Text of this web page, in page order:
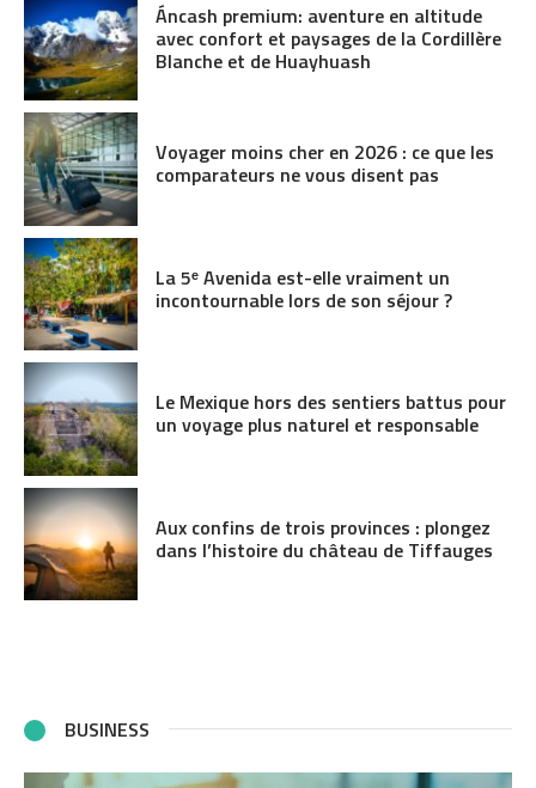
Áncash premium: aventure en altitude
avec confort et paysages de la Cordillère
Blanche et de Huayhuash
Voyager moins cher en 2026 : ce que les
comparateurs ne vous disent pas
La 5ᵉ Avenida est-elle vraiment un
incontournable lors de son séjour ?
Le Mexique hors des sentiers battus pour
un voyage plus naturel et responsable
Aux confins de trois provinces : plongez
dans l’histoire du château de Tiffauges
BUSINESS